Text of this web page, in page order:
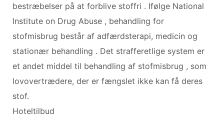
bestræbelser på at forblive stoffri . Ifølge National
Institute on Drug Abuse , behandling for
stofmisbrug består af adfærdsterapi, medicin og
stationær behandling . Det strafferetlige system er
et andet middel til behandling af stofmisbrug , som
lovovertrædere, der er fængslet ikke kan få deres
stof.
Hoteltilbud